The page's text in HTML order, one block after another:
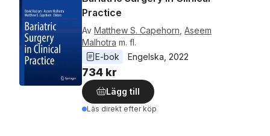
Practice
Av Matthew S. Capehorn Aseem
Malhotra m. fl.
E-bok
Engelska 2022
734 kr
Lägg till
Läs direkt efter köp